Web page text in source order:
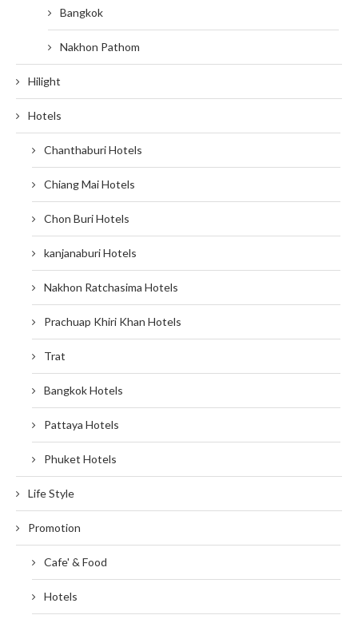
Bangkok
Nakhon Pathom
Hilight
Hotels
Chanthaburi Hotels
Chiang Mai Hotels
Chon Buri Hotels
kanjanaburi Hotels
Nakhon Ratchasima Hotels
Prachuap Khiri Khan Hotels
Trat
Bangkok Hotels
Pattaya Hotels
Phuket Hotels
Life Style
Promotion
Cafe' & Food
Hotels